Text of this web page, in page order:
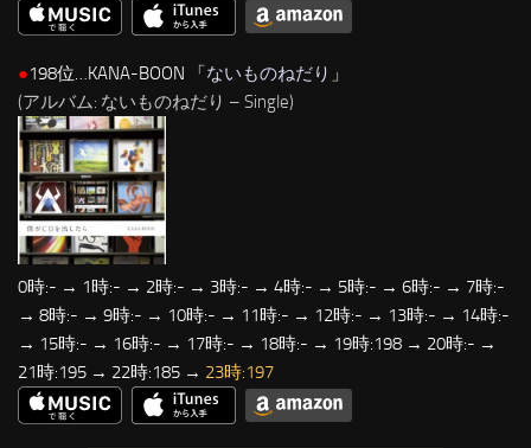
●198位…KANA-BOON 「ないものねだり 」
(アルバム: ないものねだり – Single)
0時:- → 1時:- → 2時:- → 3時:- → 4時:- → 5時:- → 6時:- → 7時:-
→ 8時:- → 9時:- → 10時:- → 11時:- → 12時:- → 13時:- → 14時:-
→ 15時:- → 16時:- → 17時:- → 18時:- → 19時:198 → 20時:- →
21時:195 → 22時:185 → 23時:197